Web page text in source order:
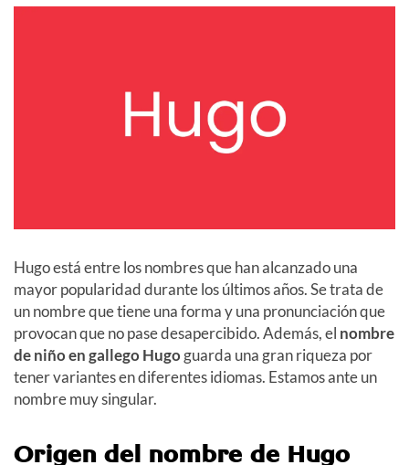
Hugo está entre los nombres que han alcanzado una
mayor popularidad durante los últimos años. Se trata de
un nombre que tiene una forma y una pronunciación que
provocan que no pase desapercibido. Además, el nombre
de niño en gallego Hugo guarda una gran riqueza por
tener variantes en diferentes idiomas. Estamos ante un
nombre muy singular.
Origen del nombre de Hugo